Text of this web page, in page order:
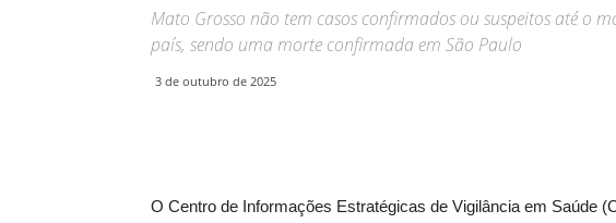
Mato Grosso não tem casos confirmados ou suspeitos até o
país, sendo uma morte confirmada em São Paulo
3 de outubro de 2025
O Centro de Informações Estratégicas de Vigilância em Saúde